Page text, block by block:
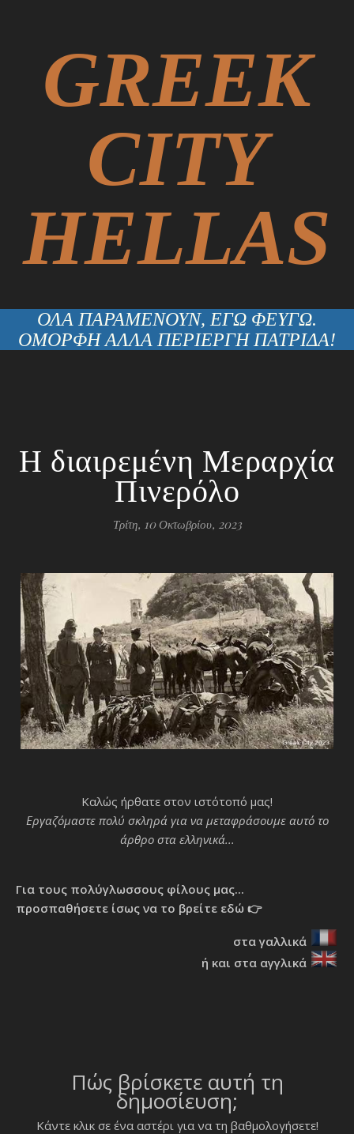
GREEK
CITY
HELLAS
ΟΛΑ ΠΑΡΑΜΕΝΟΥΝ, ΕΓΩ ΦΕΥΓΩ.
ΟΜΟΡΦΗ ΑΛΛΑ ΠΕΡΙΕΡΓΗ ΠΑΤΡΙΔΑ!
Η διαιρεμένη Μεραρχία
Πινερόλο
Τρίτη, 10 Οκτωβρίου, 2023
Καλώς ήρθατε στον ιστότοπό μας!
Εργαζόμαστε πολύ σκληρά για να μεταφράσουμε αυτό το
άρθρο στα ελληνικά...
Για τους πολύγλωσσους φίλους μας...
προσπαθήσετε ίσως να το βρείτε εδώ 👉
στα γαλλικά
ή και στα αγγλικά
Πώς βρίσκετε αυτή τη
δημοσίευση;
Κάντε κλικ σε ένα αστέρι για να τη βαθμολογήσετε!